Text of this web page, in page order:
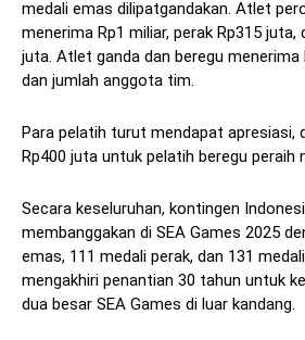
medali emas dilipatgandakan. Atlet
menerima Rp1 miliar, perak Rp315 juta,
juta. Atlet ganda dan beregu
dan jumlah anggota tim.
Para pelatih turut mendapat apresiasi,
Rp400 juta untuk pelatih beregu peraih
Secara keseluruhan, kontingen
membanggakan di SEA Games 2025
emas, 111 medali perak, dan 131
mengakhiri penantian 30 tahun untuk
dua besar SEA Games di luar kandang.